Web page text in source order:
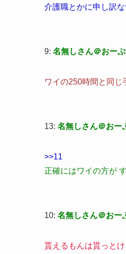
介護職とかに申し訳な
9: 名無しさん＠おー
ワイの250時間と同じ
13: 名無しさん＠おー
>>11
正確にはワイの方が
10: 名無しさん＠おー
貰えるもんは貰っとけ